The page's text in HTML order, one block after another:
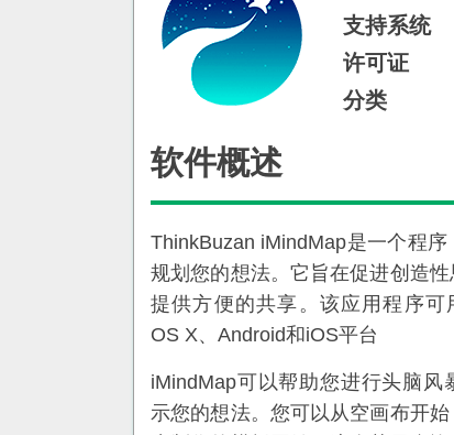
支持系统
许可证
分类
软件概述
ThinkBuzan iMindMap是一个程
规划您的想法。它旨在促进创造
提供方便的共享。该应用程序可
OS X、Android和iOS平台
iMindMap可以帮助您进行头脑风
示您的想法。您可以从空画布开